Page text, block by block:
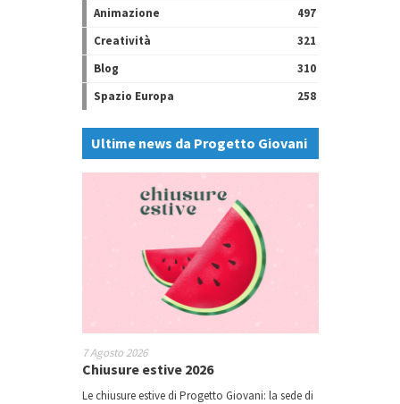
Animazione
497
Creatività
321
Blog
310
Spazio Europa
258
Ultime news da Progetto Giovani
7 Agosto 2026
Chiusure estive 2026
Le chiusure estive di Progetto Giovani: la sede di